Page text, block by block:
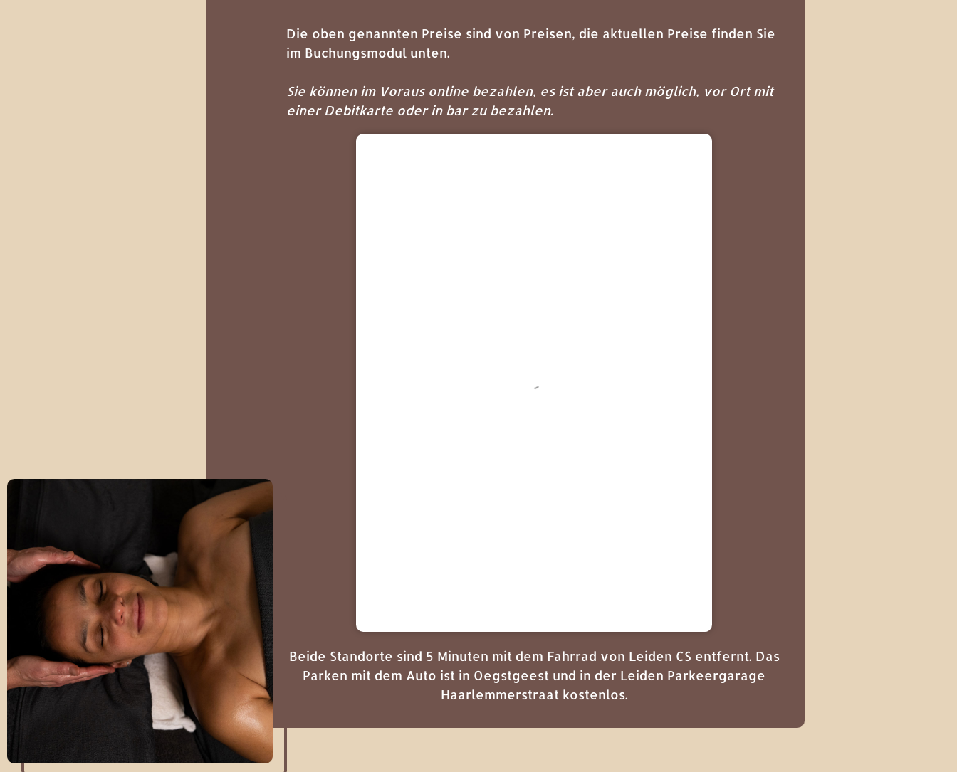
Die oben genannten Preise sind von Preisen, die aktuellen Preise finden Sie
im Buchungsmodul unten.
Sie können im Voraus online bezahlen, es ist aber auch möglich, vor Ort mit
einer Debitkarte oder in bar zu bezahlen.
Beide Standorte sind 5 Minuten mit dem Fahrrad von Leiden CS entfernt. Das
Parken mit dem Auto ist in Oegstgeest und in der Leiden Parkeergarage
Haarlemmerstraat kostenlos.